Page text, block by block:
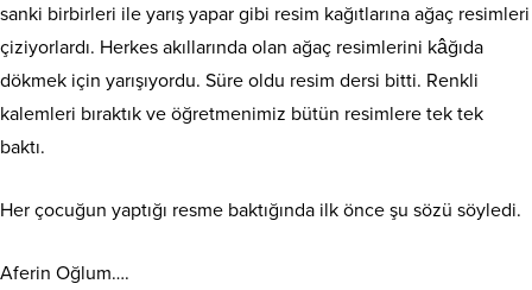
sanki birbirleri ile yarış yapar gibi resim kağıtlarına ağaç resimleri
çiziyorlardı. Herkes akıllarında olan ağaç resimlerini kâğıda
dökmek için yarışıyordu. Süre oldu resim dersi bitti. Renkli
kalemleri bıraktık ve öğretmenimiz bütün resimlere tek tek
baktı.
Her çocuğun yaptığı resme baktığında ilk önce şu sözü söyledi.
Aferin Oğlum….